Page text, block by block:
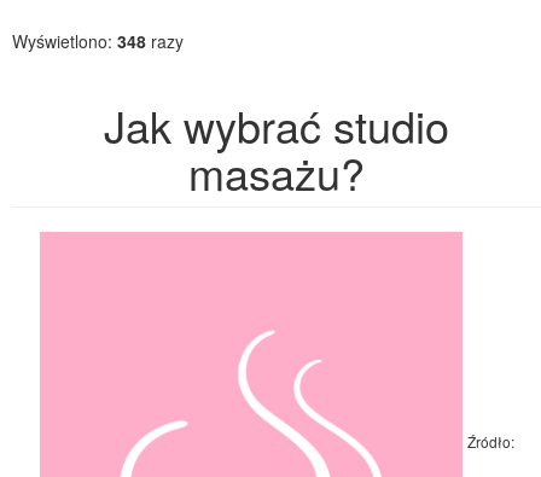
Wyświetlono: 348 razy
Jak wybrać studio
masażu?
Źródło: